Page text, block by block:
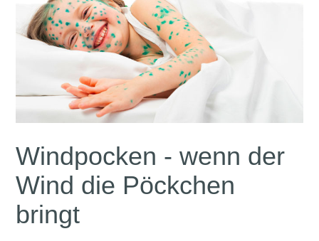
Windpocken - wenn der
Wind die Pöckchen
bringt